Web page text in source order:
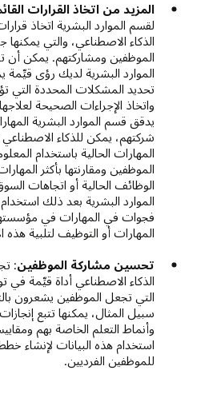
المزيد من اتخاذ القرارات
لقسم الموارد البشرية اتخاذ
الذكاء الاصطناعي، والتي يمكنها
الموظفين ومشاركتهم. يمكن أن
الموارد البشرية لديك رؤى
تحديد المشكلات المحددة التي
واتخاذ الإجراءات الصحيحة
يدقق قسم الموارد البشرية
شركتهم، يمكن للذكاء
المهارات الحالية باستخدام
الموظفين ومقارنتها بأكثر
الوظائف الحالية أو اتجاهات
الموارد البشرية بعد ذلك
فجوات في المهارات في
المهارات أو التوظيف لتلبية هذه
تحسين مشاركة الموظفين:
الذكاء الاصطناعي أداة قيِّمة
التي تجعل الموظفين يشعرون
سبيل المثال، يمكنها تتبع
وأنماط التعلم الخاصة بهم
استخدام هذه البيانات
للموظفين الفرديين.